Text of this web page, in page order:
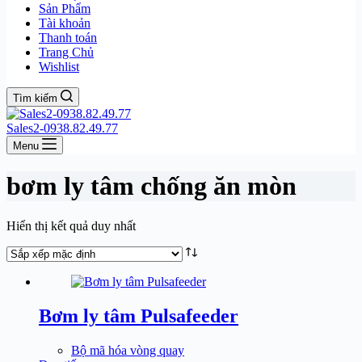
Sản Phẩm
Tài khoản
Thanh toán
Trang Chủ
Wishlist
Tìm kiếm
Sales2-0938.82.49.77
Menu
bơm ly tâm chống ăn mòn
Hiển thị kết quả duy nhất
Bơm ly tâm Pulsafeeder
Bộ mã hóa vòng quay